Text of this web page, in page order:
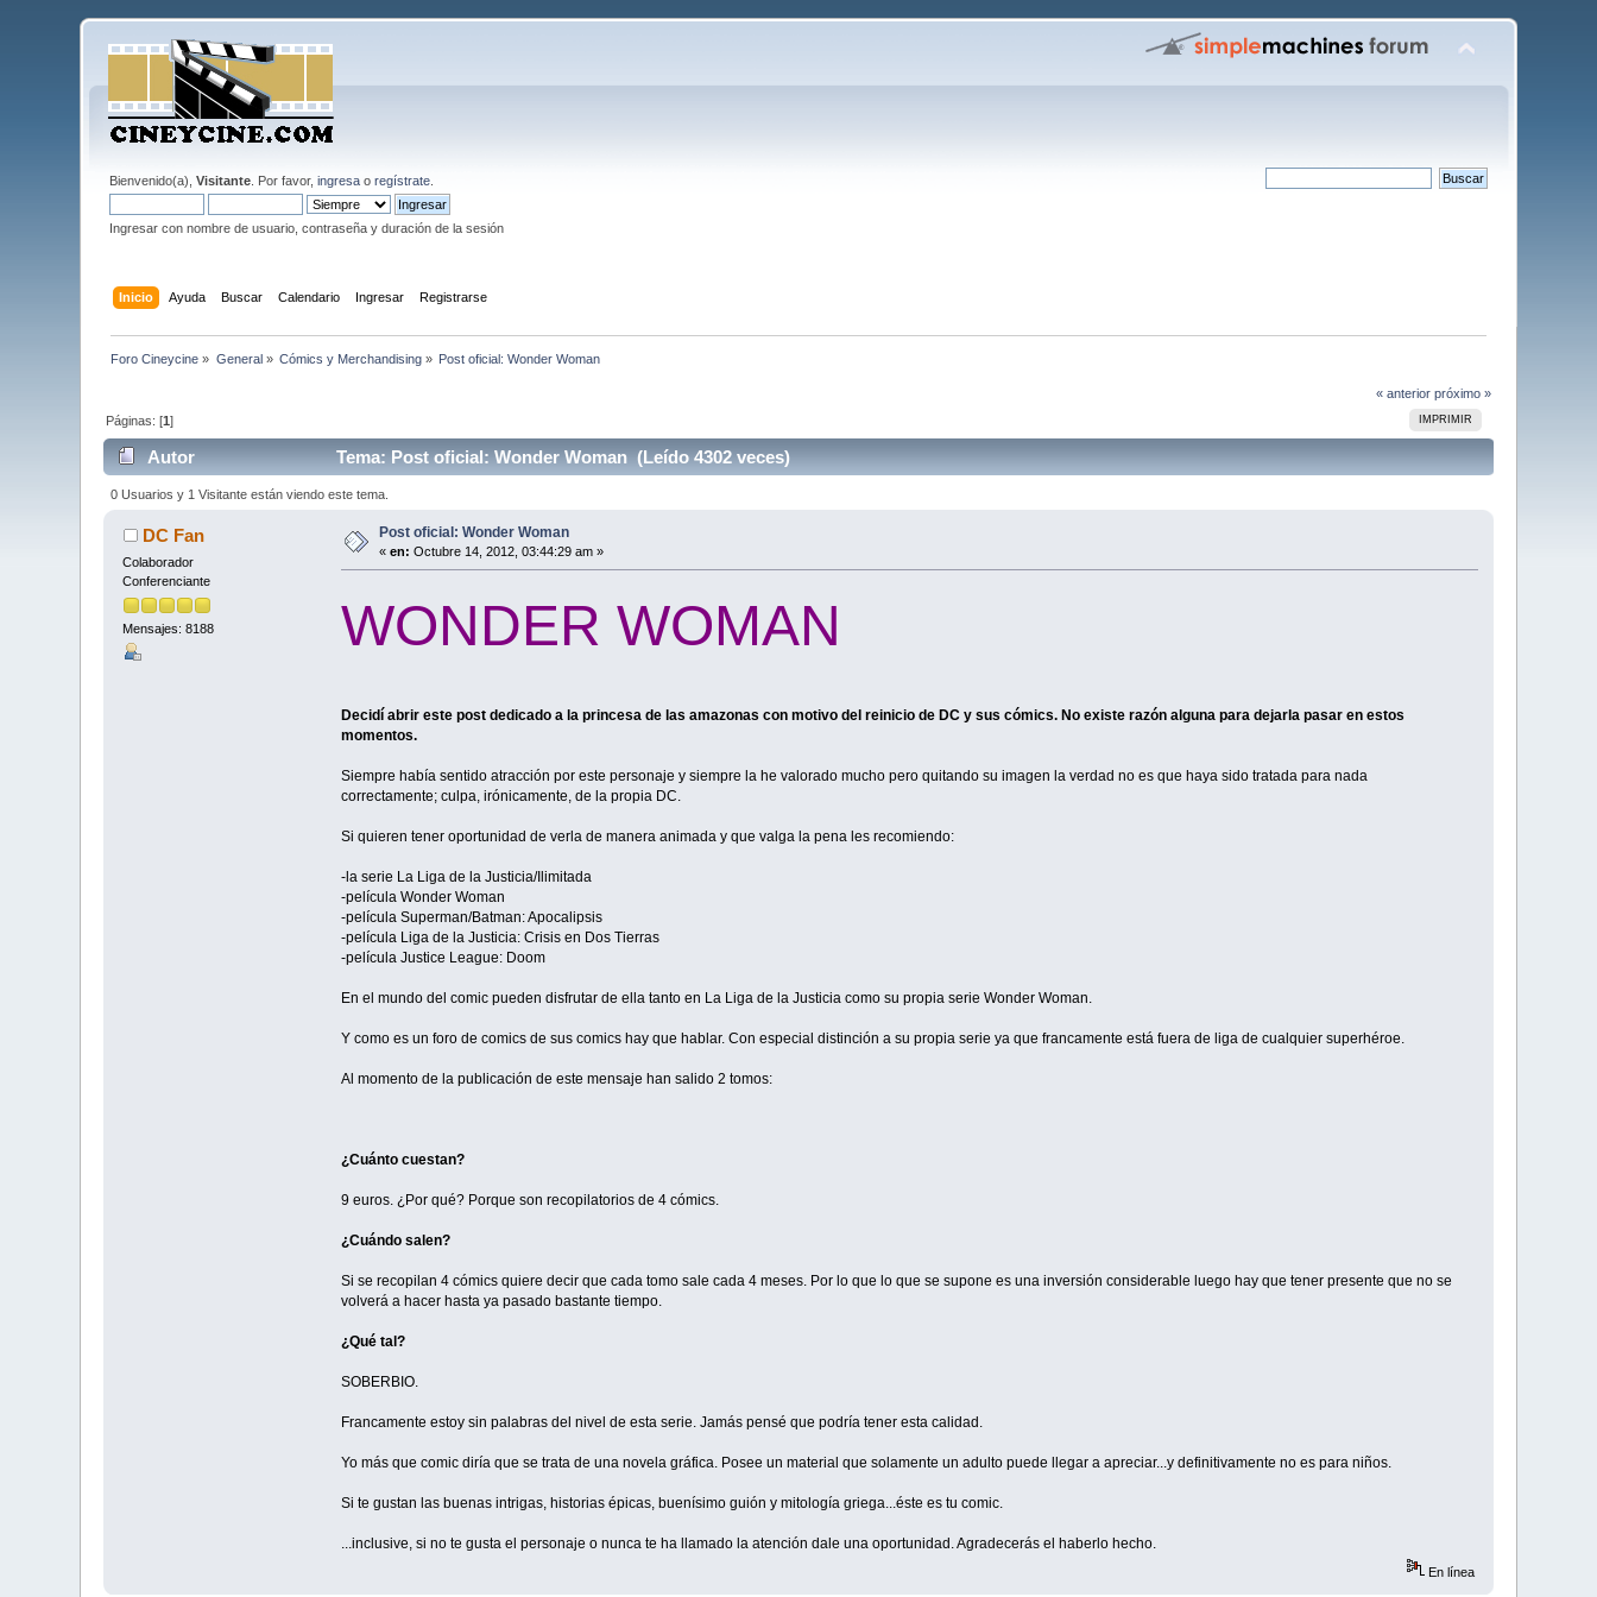
Bienvenido(a),Visitante . Por favor,ingresa oregístrate
Ingresar con nombre de usuario, contraseña y duración de la sesión
Inicio Ayuda Buscar Calendario Ingresar Registrarse
Foro Cineycine » General» Cómics y Merchandising » Post oficial: Wonder Woman
« anterior próximo »
IMPRIMIR
Páginas: [1]
Autor Tema: Post oficial: Wonder Woman (Leído 4302 veces)
0 Usuarios y 1 Visitante están viendo este tema.
DC Fan
Colaborador
Conferenciante
Mensajes: 8188
Post oficial: Wonder Woman
«en: Octubre 14, 2012, 03:44:29 am »
WONDER WOMAN
Decidí abrir este post dedicado a la princesa de las amazonas con motivo del reinicio de DC y sus cómics. No existe razón alguna para dejarla pasar en estos
momentos.
Siempre había sentido atracción por este personaje y siempre la he valorado mucho pero quitando su imagen la verdad no es que haya sido tratada para nada
correctamente; culpa, irónicamente, de la propia DC.
Si quieren tener oportunidad de verla de manera animada y que valga la pena les recomiendo:
-la serie La Liga de la Justicia/Ilimitada
-película Wonder Woman
-película Superman/Batman: Apocalipsis
-película Liga de la Justicia: Crisis en Dos Tierras
-película Justice League: Doom
En el mundo del comic pueden disfrutar de ella tanto en La Liga de la Justicia como su propia serie Wonder Woman.
Y como es un foro de comics de sus comics hay que hablar. Con especial distinción a su propia serie ya que francamente está fuera de liga de cualquier superhéroe.
Al momento de la publicación de este mensaje han salido 2 tomos:
¿Cuánto cuestan?
9 euros. ¿Por qué? Porque son recopilatorios de 4 cómics.
¿Cuándo salen?
Si se recopilan 4 cómics quiere decir que cada tomo sale cada 4 meses. Por lo que lo que se supone es una inversión considerable luego hay que tener presente que no se
volverá a hacer hasta ya pasado bastante tiempo.
¿Qué tal?
SOBERBIO.
Francamente estoy sin palabras del nivel de esta serie. Jamás pensé que podría tener esta calidad.
Yo más que comic diría que se trata de una novela gráfica. Posee un material que solamente un adulto puede llegar a apreciar...y definitivamente no es para niños.
Si te gustan las buenas intrigas, historias épicas, buenísimo guión y mitología griega...éste es tu comic.
...inclusive, si no te gusta el personaje o nunca te ha llamado la atención dale una oportunidad. Agradecerás el haberlo hecho.
En línea